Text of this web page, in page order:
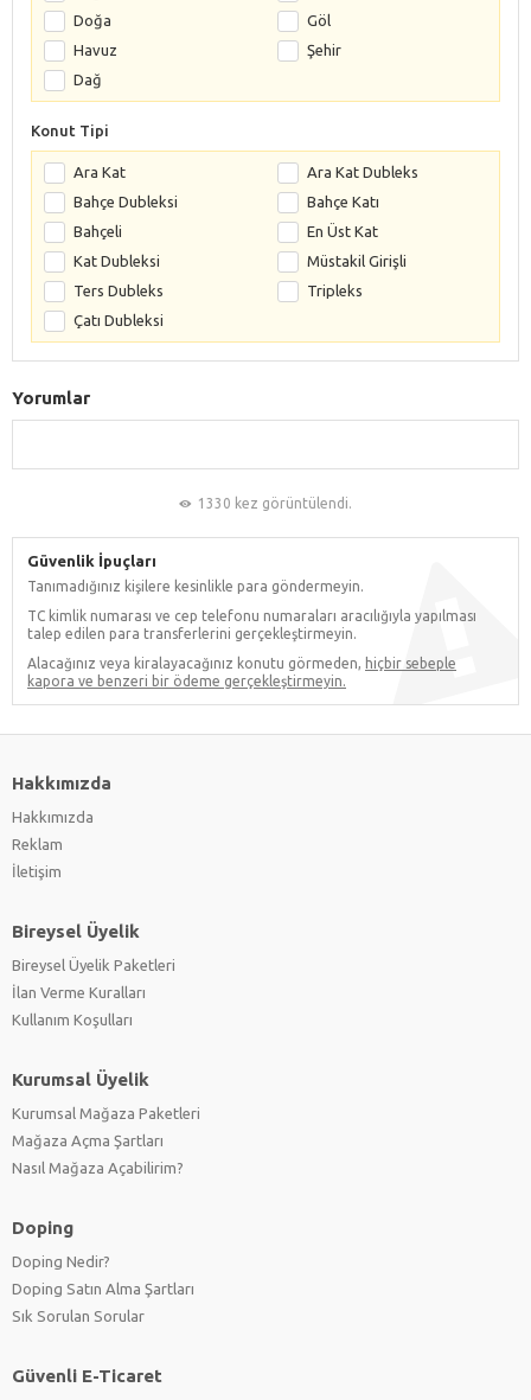
Doğa
Göl
Havuz
Şehir
Dağ
Konut Tipi
Ara Kat
Ara Kat Dubleks
Bahçe Dubleksi
Bahçe Katı
Bahçeli
En Üst Kat
Kat Dubleksi
Müstakil Girişli
Ters Dubleks
Tripleks
Çatı Dubleksi
Yorumlar
1330 kez görüntülendi.
Güvenlik İpuçları
Tanımadığınız kişilere kesinlikle para göndermeyin.
TC kimlik numarası ve cep telefonu numaraları aracılığıyla yapılması
talep edilen para transferlerini gerçekleştirmeyin.
Alacağınız veya kiralayacağınız konutu görmeden, hiçbir sebeple
kapora ve benzeri bir ödeme gerçekleştirmeyin.
Hakkımızda
Hakkımızda
Reklam
İletişim
Bireysel Üyelik
Bireysel Üyelik Paketleri
İlan Verme Kuralları
Kullanım Koşulları
Kurumsal Üyelik
Kurumsal Mağaza Paketleri
Mağaza Açma Şartları
Nasıl Mağaza Açabilirim?
Doping
Doping Nedir?
Doping Satın Alma Şartları
Sık Sorulan Sorular
Güvenli E-Ticaret